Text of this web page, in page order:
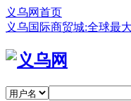
义乌网首页
义乌国际商贸城:全球最